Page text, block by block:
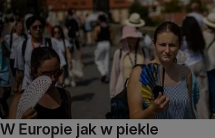
W Europie jak w piekle